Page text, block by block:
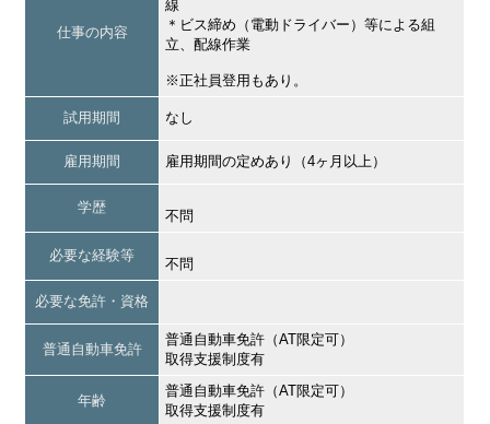
仕事の内容
線
＊ビス締め（電動ドライバー）等による組
立、配線作業
※正社員登用もあり。
試用期間 なし
雇用期間 雇用期間の定めあり（4ヶ月以上）
学歴
不問
必要な経験等
不問
必要な免許・資格
普通自動車免許
普通自動車免許（AT限定可）
取得支援制度有
年齢
普通自動車免許（AT限定可）
取得支援制度有